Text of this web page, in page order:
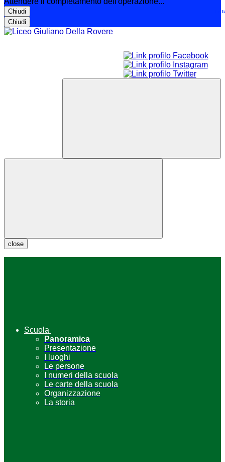
Chiudi
Chiudi
Le
close
Scuola
Panoramica
Presentazione
I luoghi
Le persone
I numeri della scuola
Le carte della scuola
Organizzazione
La storia